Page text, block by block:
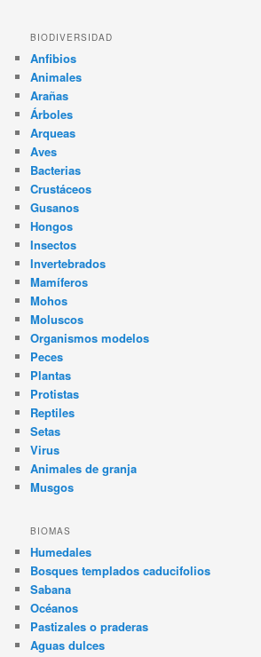
BIODIVERSIDAD
Anfibios
Animales
Arañas
Árboles
Arqueas
Aves
Bacterias
Crustáceos
Gusanos
Hongos
Insectos
Invertebrados
Mamíferos
Mohos
Moluscos
Organismos modelos
Peces
Plantas
Protistas
Reptiles
Setas
Virus
Animales de granja
Musgos
BIOMAS
Humedales
Bosques templados caducifolios
Sabana
Océanos
Pastizales o praderas
Aguas dulces